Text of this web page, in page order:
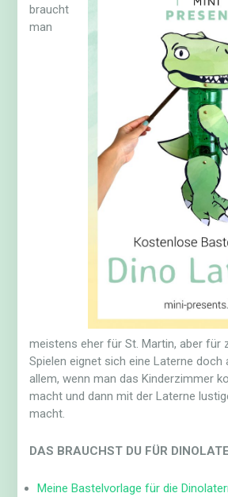
braucht
man
meistens eher für St. Martin, aber für
Spielen eignet sich eine Laterne
allem, wenn man das Kinderzimmer
macht und dann mit der Laterne
macht.
DAS BRAUCHST DU FÜR
Meine Bastelvorlage für die